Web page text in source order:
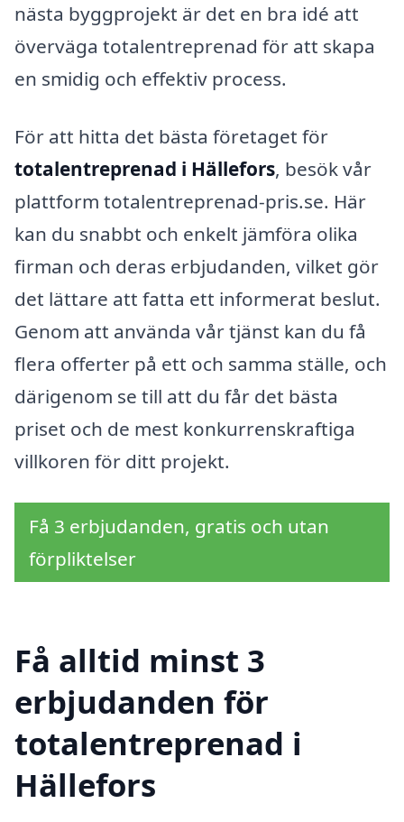
nästa byggprojekt är det en bra idé att
överväga totalentreprenad för att skapa
en smidig och effektiv process.
För att hitta det bästa företaget för
totalentreprenad i Hällefors, besök vår
plattform totalentreprenad-pris.se. Här
kan du snabbt och enkelt jämföra olika
firman och deras erbjudanden, vilket gör
det lättare att fatta ett informerat beslut.
Genom att använda vår tjänst kan du få
flera offerter på ett och samma ställe, och
därigenom se till att du får det bästa
priset och de mest konkurrenskraftiga
villkoren för ditt projekt.
Få 3 erbjudanden, gratis och utan
förpliktelser
Få alltid minst 3
erbjudanden för
totalentreprenad i
Hällefors